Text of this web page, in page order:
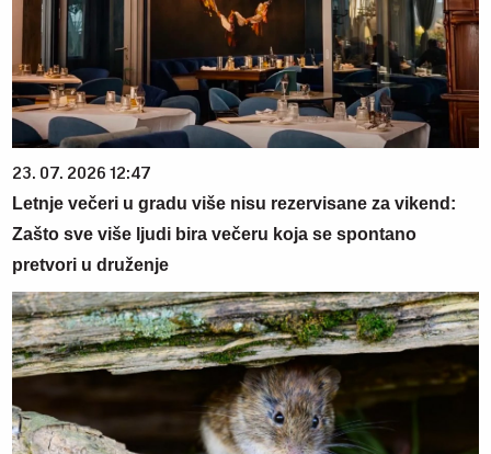
23. 07. 2026 12:47
Letnje večeri u gradu više nisu rezervisane za vikend:
Zašto sve više ljudi bira večeru koja se spontano
pretvori u druženje